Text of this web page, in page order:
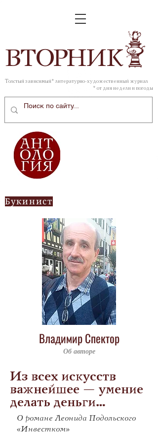
ВТОРНИК
Толстый зависимый* литературно-художественный журнал
* от дня недели и погоды
Букинист
Владимир Спектор
Об авторе
Из всех искусств
важнейшее — умение
делать деньги…
О романе Леонида Подольского
«Инвестком»